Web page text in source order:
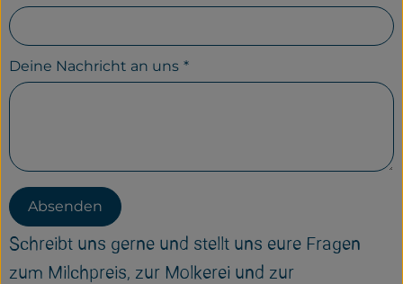
Deine Nachricht an uns *
Absenden
Schreibt uns gerne und stellt uns eure Fragen
zum Milchpreis, zur Molkerei und zur